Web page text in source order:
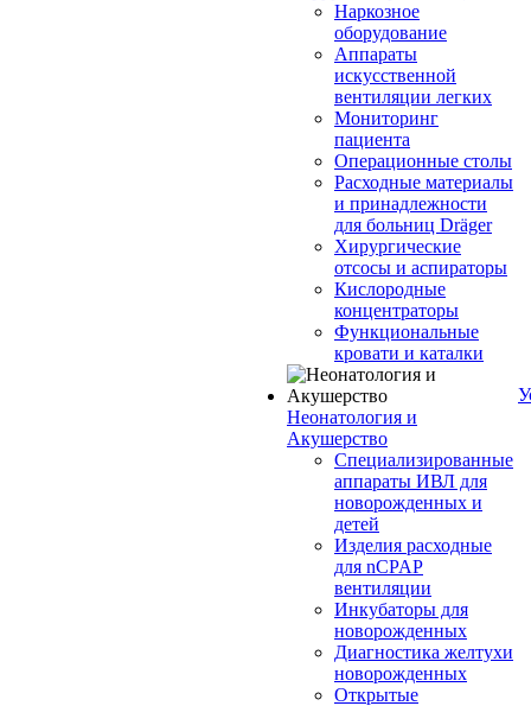
Наркозное
оборудование
Аппараты
искусственной
вентиляции легких
Мониторинг
пациента
Операционные столы
Расходные материалы
и принадлежности
для больниц Dräger
Хирургические
отсосы и аспираторы
Кислородные
концентраторы
Функциональные
кровати и каталки
Неонатология и
Акушерство
Специализированные
аппараты ИВЛ для
новорожденных и
детей
Изделия расходные
для nCPAP
вентиляции
Инкубаторы для
новорожденных
Диагностика желтухи
новорожденных
Открытые